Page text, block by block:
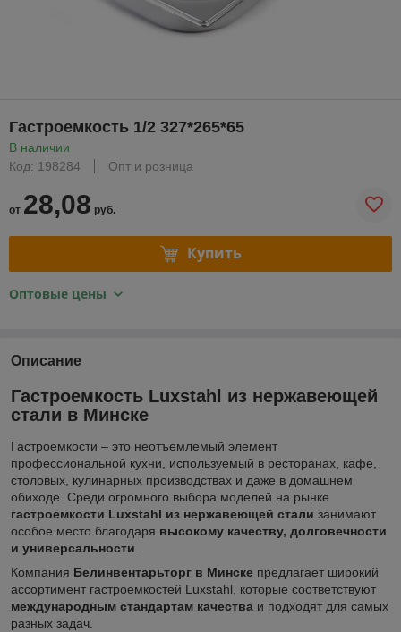
Гастроемкость 1/2 327*265*65
В наличии
Код: 198284
Опт и розница
от 28,08 руб.
Купить
Оптовые цены
Описание
Гастроемкость Luxstahl из нержавеющей
стали в Минске
Гастроемкости – это неотъемлемый элемент
профессиональной кухни, используемый в ресторанах, кафе,
столовых, кулинарных производствах и даже в домашнем
обиходе. Среди огромного выбора моделей на рынке
гастроемкости Luxstahl из нержавеющей стали занимают
особое место благодаря высокому качеству, долговечности
и универсальности.
Компания Белинвентарьторг в Минске предлагает широкий
ассортимент гастроемкостей Luxstahl, которые соответствуют
международным стандартам качества и подходят для самых
разных задач.